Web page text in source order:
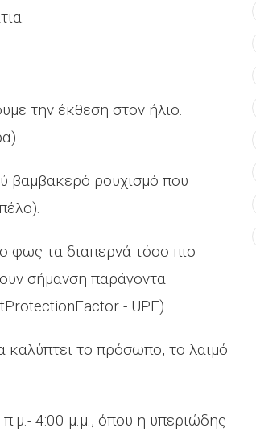
την έκθεση στον ήλιο.
βαμβακερό ρουχισμό που
φως τα διαπερνά τόσο πιο
σήμανση παράγοντα
- UPF).
καλύπτει το πρόσωπο, το λαιμό
4:00 μ.μ., όπου η υπεριώδης